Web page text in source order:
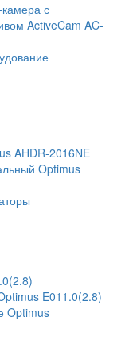
с
ActiveCam AC-
Optimus
E011.0(2.8)
Optimus